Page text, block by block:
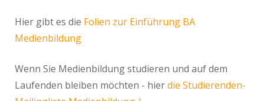
Hier gibt es die Folien zur Einführung BA
Medienbildung
Wenn Sie Medienbildung studieren und auf dem
Laufenden bleiben möchten - hierdie Studierenden-